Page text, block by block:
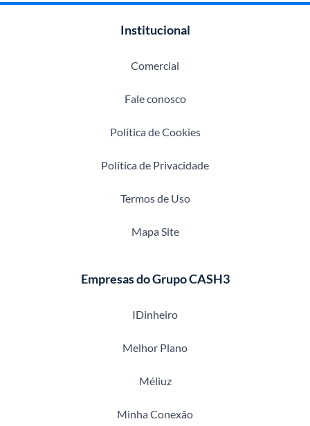
Institucional
Comercial
Fale conosco
Política de Cookies
Política de Privacidade
Termos de Uso
Mapa Site
Empresas do Grupo CASH3
IDinheiro
Melhor Plano
Méliuz
Minha Conexão